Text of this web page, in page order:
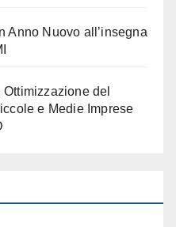
Anno Nuovo all’insegna
del
e Medie Imprese